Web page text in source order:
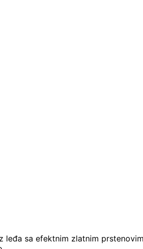
leđa sa efektnim zlatnim